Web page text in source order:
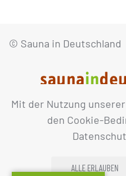
Mit der Nutzung
den Cookie-
ALLE ERLAUBEN
© Sauna in Deutschland